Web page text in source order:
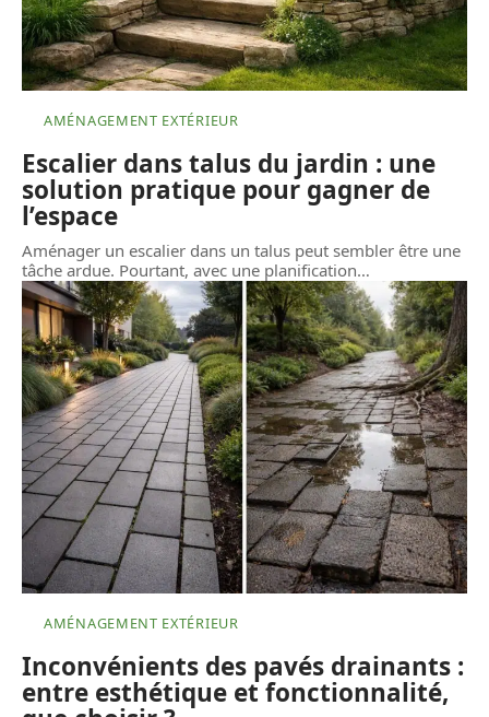
AMÉNAGEMENT EXTÉRIEUR
Escalier dans talus du jardin : une
solution pratique pour gagner de
l’espace
Aménager un escalier dans un talus peut sembler être une
tâche ardue. Pourtant, avec une planification…
AMÉNAGEMENT EXTÉRIEUR
Inconvénients des pavés drainants :
entre esthétique et fonctionnalité,